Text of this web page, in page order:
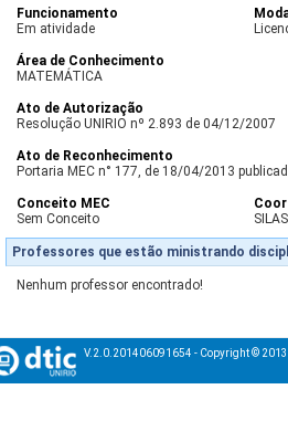
Funcionamento
Em atividade
Área de Conhecimento
MATEMÁTICA
Ato de Autorização
Resolução UNIRIO nº 2.893 de 04/12/2007
Ato de Reconhecimento
Portaria MEC n° 177, de 18/04/2013
Conceito MEC
Sem Conceito
Professores que estão ministrando
Nenhum professor encontrado!
V.2.0.201406091654 - Copyright ©